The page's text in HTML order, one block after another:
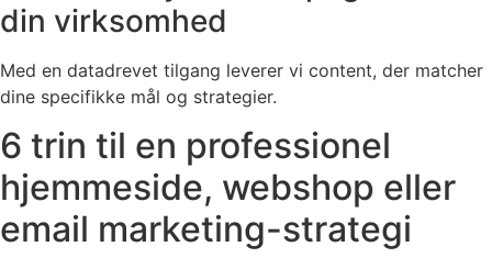
din virksomhed
Med en datadrevet tilgang leverer vi content, der matcher
dine specifikke mål og strategier.
6 trin til en professionel
hjemmeside, webshop eller
email marketing-strategi